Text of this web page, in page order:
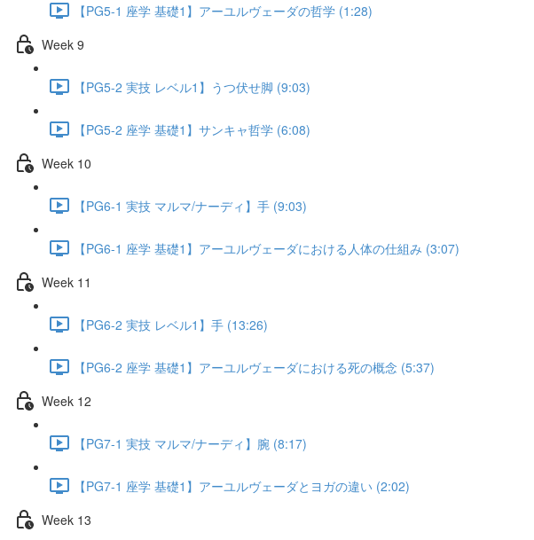
【PG5-1 座学 基礎1】アーユルヴェーダの哲学 (1:28)
Week 9
【PG5-2 実技 レベル1】うつ伏せ脚 (9:03)
【PG5-2 座学 基礎1】サンキャ哲学 (6:08)
Week 10
【PG6-1 実技 マルマ/ナーディ】手 (9:03)
【PG6-1 座学 基礎1】アーユルヴェーダにおける人体の仕組み (3:07)
Week 11
【PG6-2 実技 レベル1】手 (13:26)
【PG6-2 座学 基礎1】アーユルヴェーダにおける死の概念 (5:37)
Week 12
【PG7-1 実技 マルマ/ナーディ】腕 (8:17)
【PG7-1 座学 基礎1】アーユルヴェーダとヨガの違い (2:02)
Week 13